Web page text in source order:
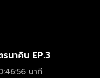
รนาคิน EP.3
นาที